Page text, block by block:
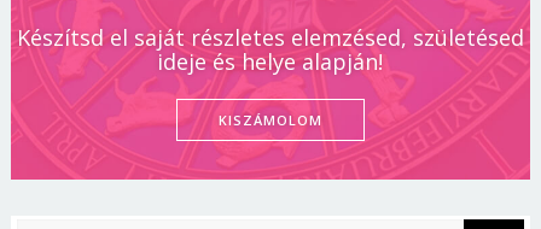
Készítsd el saját részletes elemzésed, születésed
ideje és helye alapján!
KISZÁMOLOM